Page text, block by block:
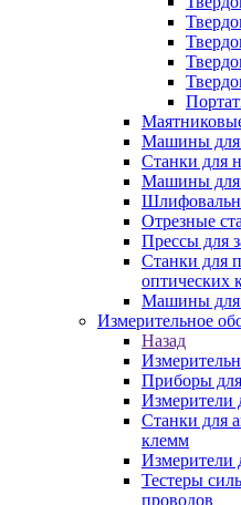
Машины для
Станки для
Машины для
Отрезные
Прессы для
Станки для
оптических
Машины для
Измерительное
Назад
Приборы
Измерители
Станки для
клемм
Измерители
Тестеры
проводов